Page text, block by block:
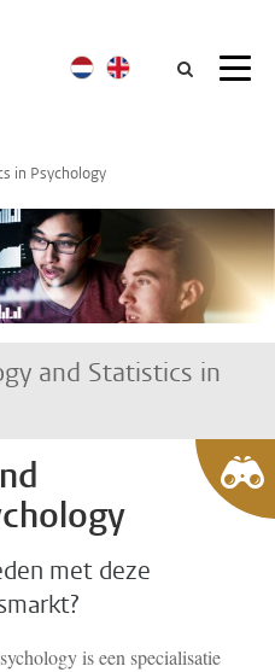
in Psychology
and Statistics in
met deze
is een specialisatie